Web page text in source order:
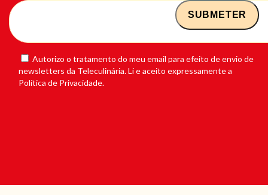
Autorizo o tratamento do meu email para efeito de envio de
newsletters da Teleculinária. Li e aceito expressamente a
Política de Privacidade.